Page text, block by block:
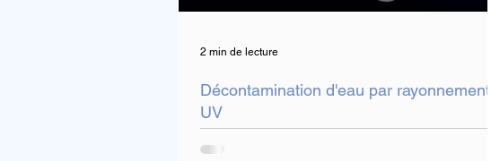
Décontamination d'eau par rayonnement
UV
2 min de lecture